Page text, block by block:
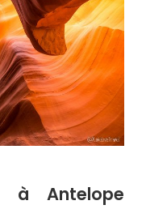
à Antelope